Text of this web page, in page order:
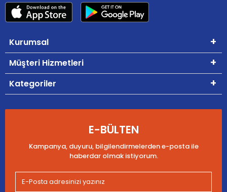
Kurumsal
Müşteri Hizmetleri
Kategoriler
E-BÜLTEN
Kampanya, duyuru, bilgilendirmelerden e-posta ile
haberdar olmak istiyorum.